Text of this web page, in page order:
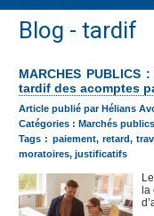
Blog - tardif
MARCHES
tardif des acomptes
Article publié par Hélians
Catégories : Marchés publics
Tags : paiement, retard,
moratoires, justificatifs